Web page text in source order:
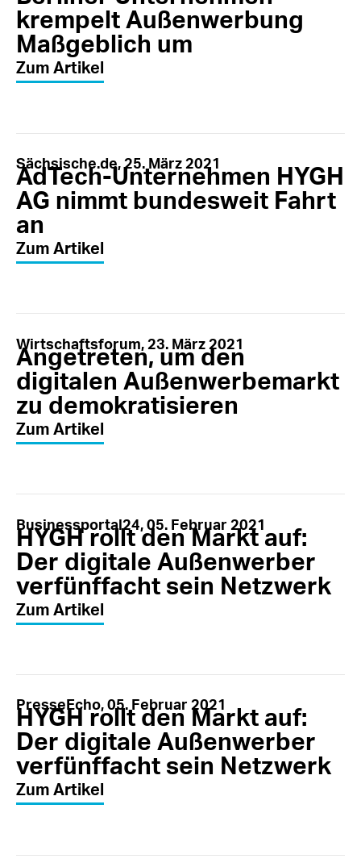
krempelt Außenwerbung
Maßgeblich um
Zum Artikel
Sächsische.de, 25. März 2021
AdTech-Unternehmen HYGH
AG nimmt bundesweit Fahrt
an
Zum Artikel
Wirtschaftsforum, 23. März 2021
Angetreten, um den
digitalen Außenwerbemarkt
zu demokratisieren
Zum Artikel
Businessportal24, 05. Februar 2021
HYGH rollt den Markt auf:
Der digitale Außenwerber
verfünffacht sein Netzwerk
Zum Artikel
PresseEcho, 05. Februar 2021
HYGH rollt den Markt auf:
Der digitale Außenwerber
verfünffacht sein Netzwerk
Zum Artikel